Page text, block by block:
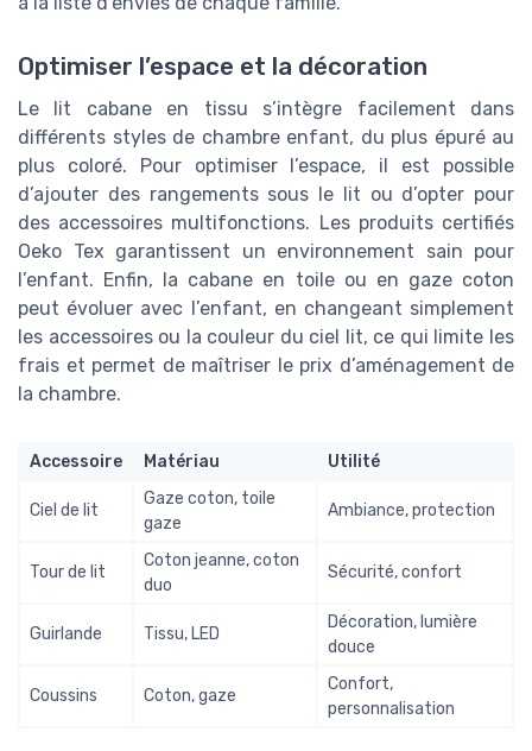
Optimiser l’espace et la décoration
Le lit cabane en tissu s’intègre facilement dans
différents styles de chambre enfant, du plus épuré au
plus coloré. Pour optimiser l’espace, il est possible
d’ajouter des rangements sous le lit ou d’opter pour
des accessoires multifonctions. Les produits certifiés
Oeko Tex garantissent un environnement sain pour
l’enfant. Enfin, la cabane en toile ou en gaze coton
peut évoluer avec l’enfant, en changeant simplement
les accessoires ou la couleur du ciel lit, ce qui limite les
frais et permet de maîtriser le prix d’aménagement de
la chambre.
Accessoire Matériau Utilité
Ciel de lit
Gaze coton, toile
gaze
Ambiance, protection
Tour de lit
Coton jeanne, coton
duo
Sécurité, confort
Guirlande Tissu, LED
Décoration, lumière
douce
Coussins Coton, gaze
Confort,
personnalisation